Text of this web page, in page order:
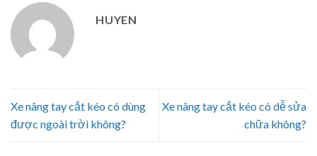
HUYEN
Xe nâng tay cắt kéo có dùng
được ngoài trời không?
Xe nâng tay cắt kéo có dễ sửa
chữa không?